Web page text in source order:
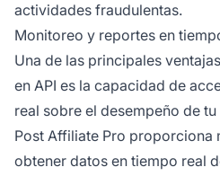
actividades fraudulentas.
Monitoreo y reportes en
Una de las principales
en API es la capacidad de
real sobre el desempeño de
Post Affiliate Pro proporciona
obtener datos en tiempo real